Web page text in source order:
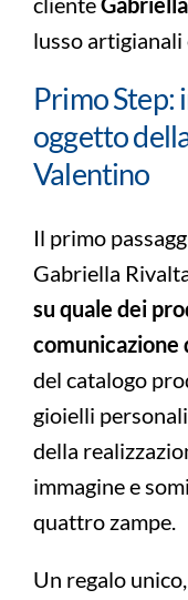
lusso artigianali
Primo
oggetto
Valentino
Il primo
Gabriella
su quale dei
comunicazione
del catalogo
gioielli
della
immagine e
quattro zampe.
Un regalo